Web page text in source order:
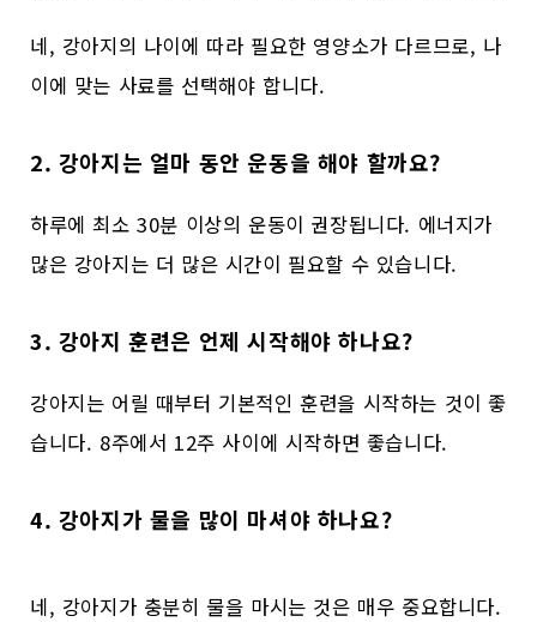
네, 강아지의 나이에 따라 필요한 영양소가 다르므로, 나
이에 맞는 사료를 선택해야 합니다.
2. 강아지는 얼마 동안 운동을 해야 할까요?
하루에 최소 30분 이상의 운동이 권장됩니다. 에너지가
많은 강아지는 더 많은 시간이 필요할 수 있습니다.
3. 강아지 훈련은 언제 시작해야 하나요?
강아지는 어릴 때부터 기본적인 훈련을 시작하는 것이 좋
습니다. 8주에서 12주 사이에 시작하면 좋습니다.
4. 강아지가 물을 많이 마셔야 하나요?
네, 강아지가 충분히 물을 마시는 것은 매우 중요합니다.